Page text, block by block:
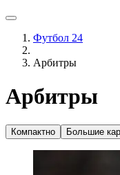
Футбол 24
Арбитры
Арбитры
Компактно Большие